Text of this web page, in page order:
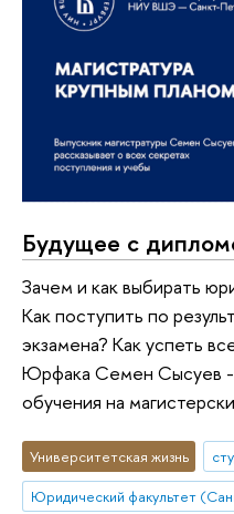
Будущее с
Зачем и как выбирать
Как поступить по
экзамена? Как успеть
Юрфака Семен Сысуев -
обучения на
Университетская жизнь